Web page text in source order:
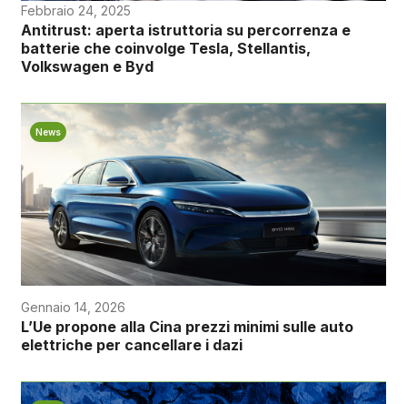
Febbraio 24, 2025
Antitrust: aperta istruttoria su percorrenza e
batterie che coinvolge Tesla, Stellantis,
Volkswagen e Byd
News
Gennaio 14, 2026
L’Ue propone alla Cina prezzi minimi sulle auto
elettriche per cancellare i dazi